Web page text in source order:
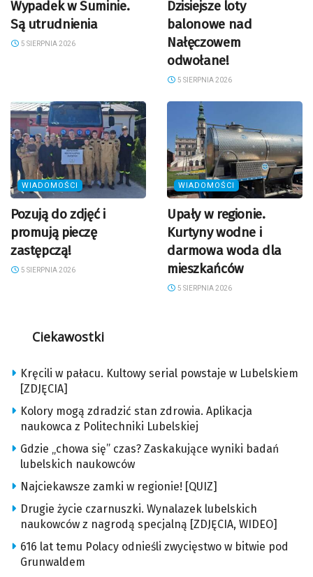
Wypadek w Suminie.
Są utrudnienia
5 SIERPNIA 2026
Dzisiejsze loty
balonowe nad
Nałęczowem
odwołane!
5 SIERPNIA 2026
WIADOMOŚCI
Pozują do zdjęć i
promują pieczę
zastępczą!
5 SIERPNIA 2026
WIADOMOŚCI
Upały w regionie.
Kurtyny wodne i
darmowa woda dla
mieszkańców
5 SIERPNIA 2026
Ciekawostki
Kręcili w pałacu. Kultowy serial powstaje w Lubelskiem
[ZDJĘCIA]
Kolory mogą zdradzić stan zdrowia. Aplikacja
naukowca z Politechniki Lubelskiej
Gdzie „chowa się” czas? Zaskakujące wyniki badań
lubelskich naukowców
Najciekawsze zamki w regionie! [QUIZ]
Drugie życie czarnuszki. Wynalazek lubelskich
naukowców z nagrodą specjalną [ZDJĘCIA, WIDEO]
616 lat temu Polacy odnieśli zwycięstwo w bitwie pod
Grunwaldem